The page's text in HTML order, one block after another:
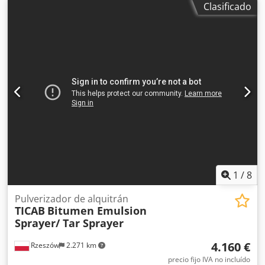
asfalto caliente durante su transporte desde la planta de
superior. El asfalto se calienta sobre una rejilla.
Codpfjvprxxjx Amgorf PRESUPUESTO: - Volumen - 0,4 m3 -
La capacidad es de 2 a 2,5 toneladas por 8 horas. -
Clasificado
1 /8
Rzeszów 2.271 km
Pulverizador de alquitrán
TICAB Bitumen Emulsion
Sprayer/ Tar Sprayer
4.160 €
precio fijo IVA no incluído